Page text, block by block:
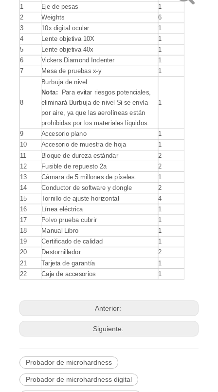
1 Eje de pesas 1
2 Weights
6
3
10x digital ocular
1
4
Lente objetiva 10X
1
5
Lente objetiva 40x
1
6
Vickers Diamond Indenter
1
7
Mesa de pruebas x-y 1
8
Burbuja de nivel
Nota: Para evitar riesgos potenciales,
eliminará Burbuja de nivel Si se envía
por aire, ya que las aerolíneas están
prohibidas por los materiales líquidos.
1
9 Accesorio plano
1
10
Accesorio de muestra de hoja
1
11
Bloque de dureza estándar
2
12
Fusible de repuesto 2a
2
13
Cámara de 5 millones de píxeles.
1
14
Conductor de software y dongle 2
15 Tornillo de ajuste horizontal
4
16
Línea eléctrica
1
17
Polvo prueba cubrir
1
18
Manual Libro
1
19
Certificado de calidad
1
20
Destornillador
2
21
Tarjeta de garantía
1
22
Caja de accesorios 1
Anterior:
Siguiente:
Probador de microhardness
Probador de microhardness digital